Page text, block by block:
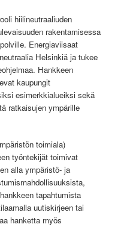
hiilineutraaliuden
rakentamisessa
Energiaviisaat
Helsinkiä ja tukee
Hankkeen
kaupungit
esimerkkialueiksi sekä
ratkaisujen ympärille
toimiala)
työntekijät toimivat
alla ympäristö- ja
tapahtumista
uutiskirjeen tai
hanketta myös